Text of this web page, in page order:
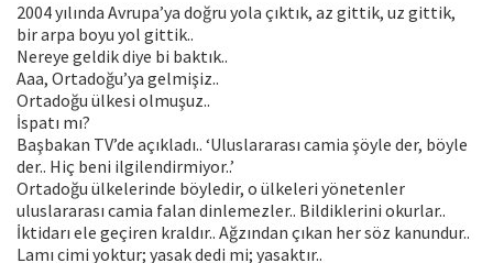
2004 yılında Avrupa’ya doğru yola çıktık, az gittik, uz gittik,
bir arpa boyu yol gittik..
Nereye geldik diye bi baktık..
Aaa, Ortadoğu’ya gelmişiz..
Ortadoğu ülkesi olmuşuz..
İspatı mı?
Başbakan TV’de açıkladı.. ‘Uluslararası camia şöyle der, böyle
der.. Hiç beni ilgilendirmiyor..’
Ortadoğu ülkelerinde böyledir, o ülkeleri yönetenler
uluslararası camia falan dinlemezler.. Bildiklerini okurlar..
İktidarı ele geçiren kraldır.. Ağzından çıkan her söz kanundur..
Lamı cimi yoktur; yasak dedi mi; yasaktır..